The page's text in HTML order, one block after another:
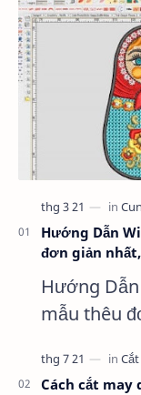
Hướng Dẫn
đơn giản
Hướng
mẫu thêu
thuật mới
Cách cắt